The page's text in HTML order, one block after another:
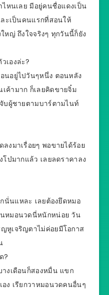
ไหนเลย มีอยู่คนชื่อแดงเป็น
ละเป็นคนแรกที่สอนให้
หญ่ ถึงใจจริงๆ ทุกวันนี้ก็ยัง
เองล่ะ?
นอยู่ไปวันๆหนึ่ง ตอนหลัง
ค้ามาก ก็เลยคิดขายจิ๋ม
บผู้ชายตามบาร์ตามไนท์
งมาเรื่อยๆ พอขายได้ร้อย
โบ๋มากแล้ว เลยลดราคาลง
นั่นแหละ เลยต้องยึดหมอ
หมอนวดนี่หนักหน่อย วัน
หูเจริญตาไม่ค่อยมีโอกาส
?
งเดือนก็สองหมื่น แขก
อง เรียกวาหมอนวดคนอื่นๆ